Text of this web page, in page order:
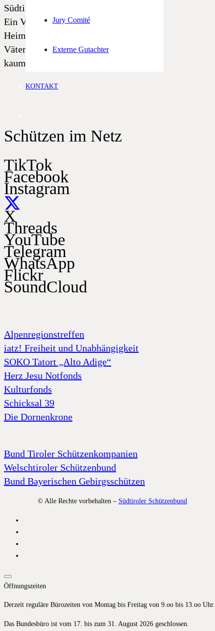
Jury Comité
Externe Gutachter
KONTAKT
Südtiroler Schützenbund im Jahre 2026.
Ein Verein, dem die Erhaltung der
Heimat, die Traditionspflege und der
Väterglaube am Herzen liegen, wie
kaum einem anderen!
Schützen im Netz
TikTok
Facebook
Instagram
X
Threads
YouTube
Telegram
WhatsApp
Flickr
SoundCloud
Alpenregionstreffen
iatz! Freiheit und Unabhängigkeit
SOKO Tatort „Alto Adige“
Herz Jesu Notfonds
Kulturfonds
Schicksal 39
Die Dornenkrone
Bund Tiroler Schützenkompanien
Welschtiroler Schützenbund
Bund Bayerischen Gebirgsschützen
© Alle Rechte vorbehalten – Südtiroler Schützenbund
Öffnungszeiten
Derzeit reguläre Bürozeiten von Montag bis Freitag von 9.oo bis 13.oo Uhr.
Das Bundesbüro ist vom 17. bis zum 31. August 2026 geschlossen.